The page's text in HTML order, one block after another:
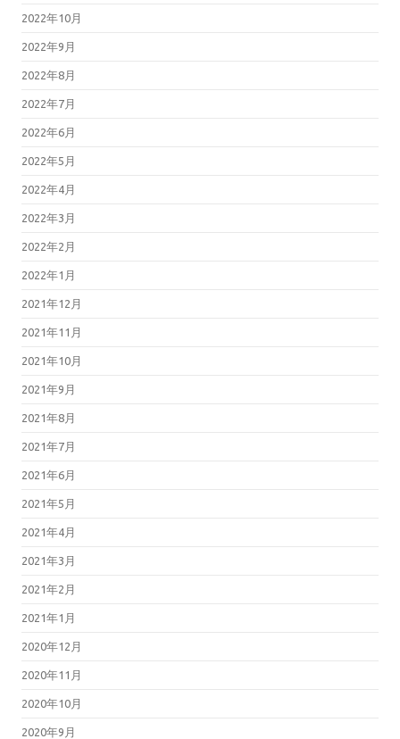
2022年10月
2022年9月
2022年8月
2022年7月
2022年6月
2022年5月
2022年4月
2022年3月
2022年2月
2022年1月
2021年12月
2021年11月
2021年10月
2021年9月
2021年8月
2021年7月
2021年6月
2021年5月
2021年4月
2021年3月
2021年2月
2021年1月
2020年12月
2020年11月
2020年10月
2020年9月